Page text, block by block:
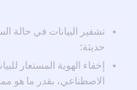
تشفير البيانات في حالة
حديثة؛
إخفاء الهوية المستعار
الاصطناعي، بقدر ما هو